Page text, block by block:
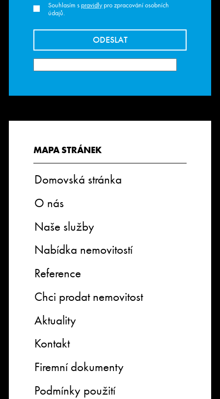
Souhlasím s pravidlypro zpracování osobních
údajů.
MAPA STRÁNEK
Domovská stránka
O nás
Naše služby
Nabídka nemovitostí
Reference
Chci prodat nemovitost
Aktuality
Kontakt
Firemní dokumenty
Podmínky použití